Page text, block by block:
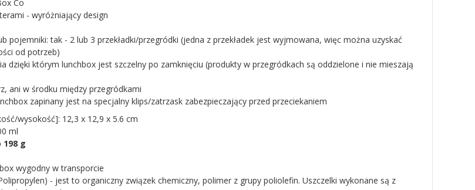
Co
- wyróżniający design
pojemniki: tak - 2 lub 3 przekładki/przegródki (jedna z przekładek jest wyjmowana, więc można uzyskać
od potrzeb)
dzięki którym lunchbox jest szczelny po zamknięciu (produkty w przegródkach są oddzielone i nie mieszają
ani w środku między przegródkami
zapinany jest na specjalny klips/zatrzask zabezpieczający przed przeciekaniem
wysokość]: 12,3 x 12,9 x 5.6 cm
ml
g
wygodny w transporcie
- jest to organiczny związek chemiczny, polimer z grupy poliolefin. Uszczelki wykonane są z